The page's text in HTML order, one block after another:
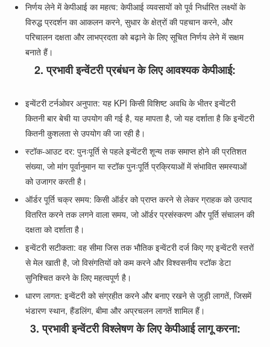
निर्णय लेने में केपीआई का महत्व: केपीआई व्यवसायों को पूर्व निर्धारित लक्ष्यों के
विरुद्ध प्रदर्शन का आकलन करने, सुधार के क्षेत्रों की पहचान करने, और
परिचालन दक्षता और लाभप्रदता को बढ़ाने के लिए सूचित निर्णय लेने में सक्षम
बनाते हैं।
2. प्रभावी इन्वेंटरी प्रबंधन के लिए आवश्यक केपीआई:
इन्वेंटरी टर्नओवर अनुपात: यह KPI किसी विशिष्ट अवधि के भीतर इन्वेंटरी
कितनी बार बेची या उपयोग की गई है, यह मापता है, जो यह दर्शाता है कि इन्वेंटरी
कितनी कुशलता से उपयोग की जा रही है।
स्टॉक-आउट दर: पुनःपूर्ति से पहले इन्वेंटरी शून्य तक समाप्त होने की प्रतिशत
संख्या, जो मांग पूर्वानुमान या स्टॉक पुनःपूर्ति प्रक्रियाओं में संभावित समस्याओं
को उजागर करती है।
ऑर्डर पूर्ति चक्र समय: किसी ऑर्डर को प्राप्त करने से लेकर ग्राहक को उत्पाद
वितरित करने तक लगने वाला समय, जो ऑर्डर प्रसंस्करण और पूर्ति संचालन की
दक्षता को दर्शाता है।
इन्वेंटरी सटीकता: वह सीमा जिस तक भौतिक इन्वेंटरी दर्ज किए गए इन्वेंटरी स्तरों
से मेल खाती है, जो विसंगतियों को कम करने और विश्वसनीय स्टॉक डेटा
सुनिश्चित करने के लिए महत्वपूर्ण है।
धारण लागत: इन्वेंटरी को संग्रहीत करने और बनाए रखने से जुड़ी लागतें, जिसमें
भंडारण स्थान, हैंडलिंग, बीमा और अप्रचलन लागतें शामिल हैं।
3. प्रभावी इन्वेंटरी विश्लेषण के लिए केपीआई लागू करना: